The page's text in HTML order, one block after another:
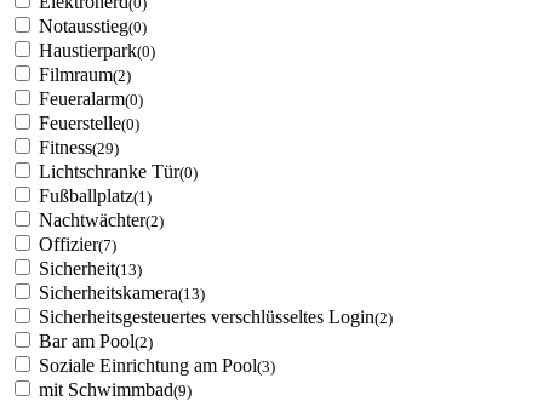
Notausstieg(0)
Haustierpark(0)
Filmraum(2)
Feueralarm(0)
Feuerstelle(0)
Fitness(29)
Lichtschranke Tür(0)
Fußballplatz(1)
Nachtwächter(2)
Offizier(7)
Sicherheit(13)
Sicherheitskamera(13)
Sicherheitsgesteuertes verschlüsseltes Login(2)
Bar am Pool(2)
Soziale Einrichtung am Pool(3)
mit Schwimmbad(9)